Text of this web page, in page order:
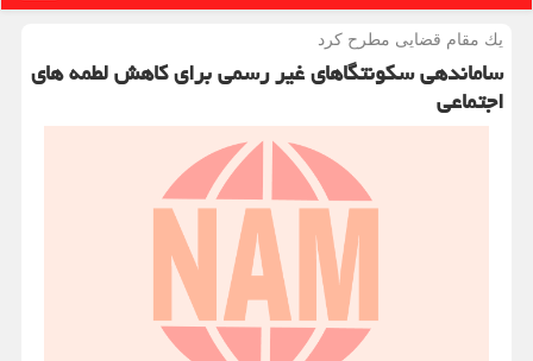
یك مقام قضایی مطرح كرد
ساماندهی سکونتگاهای غیر رسمی برای کاهش لطمه های
اجتماعی